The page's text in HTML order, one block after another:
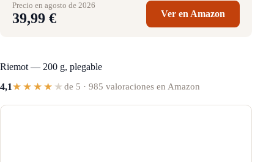
Precio en agosto de 2026
39,99 € Ver en Amazon
Riemot — 200 g, plegable
4,1★★★★ ★ de 5 · 985 valoraciones en Amazon